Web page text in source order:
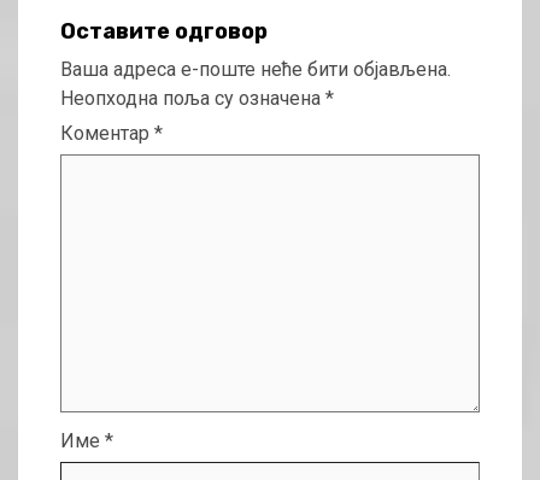
Оставите одговор
Ваша адреса е-поште неће бити објављена.
Неопходна поља су означена *
Коментар *
Име *